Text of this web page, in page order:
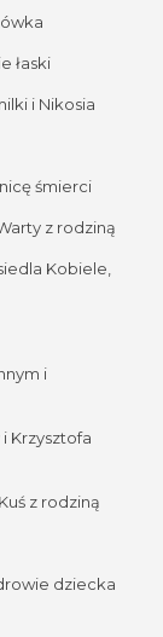
łaski
i Nikosia
śmierci
z rodziną
Kobiele,
i
Krzysztofa
z rodziną
dziecka